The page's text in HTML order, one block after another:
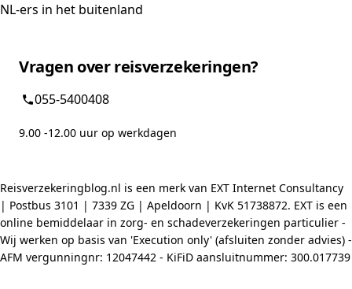
NL-ers in het buitenland
Vragen over reisverzekeringen?
055-5400408
9.00 -12.00 uur op werkdagen
Reisverzekeringblog.nl is een merk van EXT Internet Consultancy
| Postbus 3101 | 7339 ZG | Apeldoorn | KvK 51738872. EXT is een
online bemiddelaar in zorg- en schadeverzekeringen particulier -
Wij werken op basis van 'Execution only' (afsluiten zonder advies) -
AFM vergunningnr: 12047442 - KiFiD aansluitnummer: 300.017739